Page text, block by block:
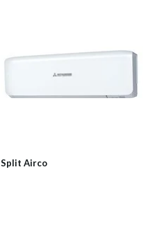
Split Airco